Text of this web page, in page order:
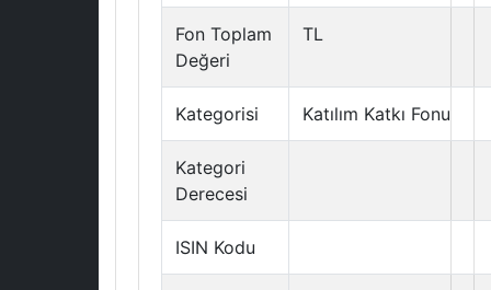
Fon Toplam
Değeri
TL
Kategorisi Katılım Katkı Fonu
Kategori
Derecesi
ISIN Kodu